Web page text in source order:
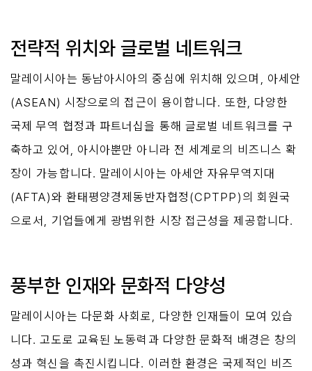
전략적 위치와 글로벌 네트워크
말레이시아는 동남아시아의 중심에 위치해 있으며, 아세안
(ASEAN) 시장으로의 접근이 용이합니다. 또한, 다양한
국제 무역 협정과 파트너십을 통해 글로벌 네트워크를 구
축하고 있어, 아시아뿐만 아니라 전 세계로의 비즈니스 확
장이 가능합니다. 말레이시아는 아세안 자유무역지대
(AFTA)와 환태평양경제동반자협정(CPTPP)의 회원국
으로서, 기업들에게 광범위한 시장 접근성을 제공합니다.
풍부한 인재와 문화적 다양성
말레이시아는 다문화 사회로, 다양한 인재들이 모여 있습
니다. 고도로 교육된 노동력과 다양한 문화적 배경은 창의
성과 혁신을 촉진시킵니다. 이러한 환경은 국제적인 비즈